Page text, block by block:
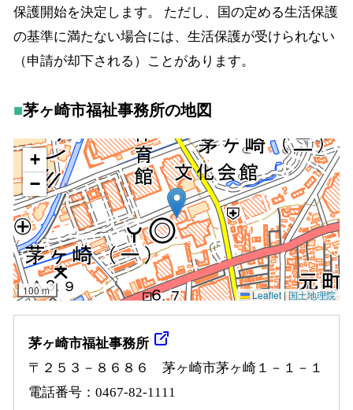
保護開始を決定します。 ただし、国の定める生活保護
の基準に満たない場合には、生活保護が受けられない
（申請が却下される）ことがあります。
茅ヶ崎市福祉事務所の地図
茅ヶ崎市福祉事務所
〒２５３－８６８６ 茅ヶ崎市茅ヶ崎１－１－１
電話番号：0467-82-1111